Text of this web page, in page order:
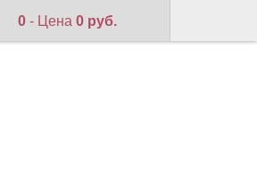
0 - Цена0 руб.